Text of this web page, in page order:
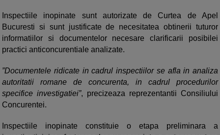
Inspectiile inopinate sunt autorizate de Curtea de Apel
Bucuresti si sunt justificate de necesitatea obtinerii tuturor
informatiilor si documentelor necesare clarificarii posibilei
practici anticoncurentiale analizate.
”Documentele ridicate in cadrul inspectiilor se afla in analiza
autoritatii romane de concurenta, in cadrul procedurilor
specifice investigatiei”, precizeaza reprezentantii Consiliului
Concurentei.
Inspectiile inopinate constituie o etapa preliminara a